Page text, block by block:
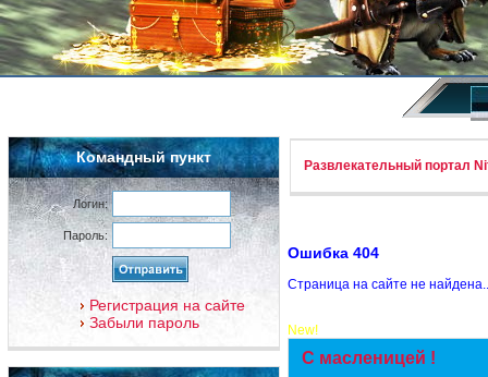
Командный пункт
Логин:
Пароль:
Регистрация на сайте
Забыли пароль
Развлекательный портал
Ошибка 404
Страница на сайте не
New!
С масленицей !